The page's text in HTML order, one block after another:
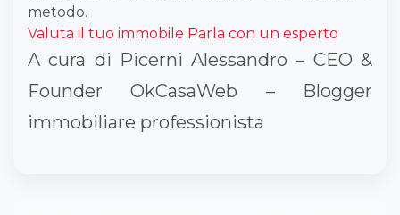
metodo.
Valuta il tuo immobile Parla con un esperto
A cura di Picerni Alessandro – CEO &
Founder OkCasaWeb – Blogger
immobiliare professionista